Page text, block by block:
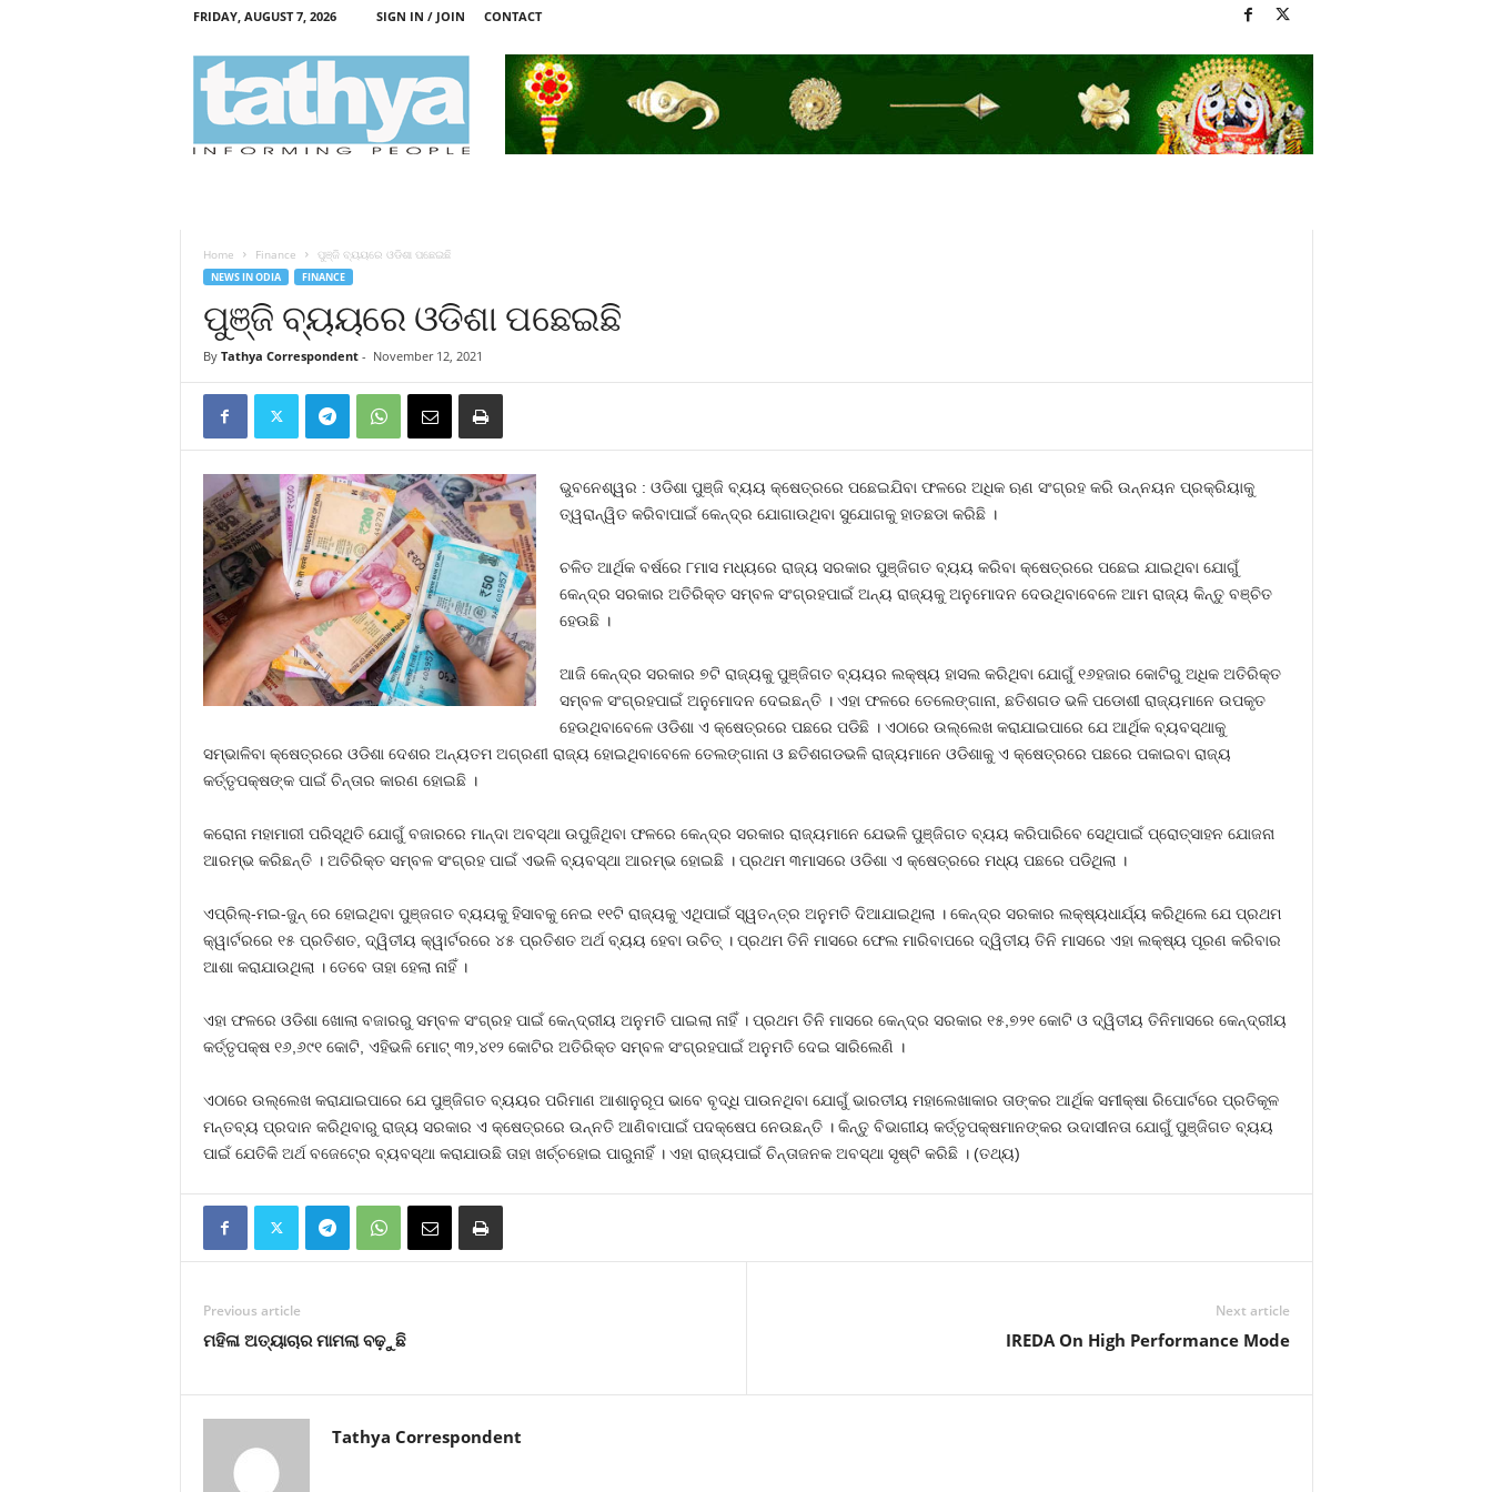
FRIDAY, AUGUST 7, 2026 SIGN IN / JOIN CONTACT
Home Finance ପୁଞ୍ଜି ବ୍ୟୟରେ ଓଡିଶା ପଛେଇଛି
NEWS IN ODIA FINANCE
ପୁଞ୍ଜି ବ୍ୟୟରେ ଓଡିଶା ପଛେଇଛି
By Tathya Correspondent- November 12, 2021
ଭୁବନେଶ୍ୱର : ଓଡିଶା ପୁଞ୍ଜି ବ୍ୟୟ କ୍ଷେତ୍ରରେ ପଛେଇଯିବା ଫଳରେ ଅଧିକ ଋଣ ସଂଗ୍ରହ କରି ଉନ୍ନୟନ ପ୍ରକ୍ରିୟାକୁ
ତ୍ୱରାନ୍ୱିତ କରିବାପାଇଁ କେନ୍ଦ୍ର ଯୋଗାଉଥିବା ସୁଯୋଗକୁ ହାତଛଡା କରିଛି ।
ଚଳିତ ଆର୍ଥିକ ବର୍ଷରେ ୮ମାସ ମଧ୍ୟରେ ରାଜ୍ୟ ସରକାର ପୁଞ୍ଜିଗତ ବ୍ୟୟ କରିବା କ୍ଷେତ୍ରରେ ପଛେଇ ଯାଇଥିବା ଯୋଗୁଁ
କେନ୍ଦ୍ର ସରକାର ଅତିରିକ୍ତ ସମ୍ବଳ ସଂଗ୍ରହପାଇଁ ଅନ୍ୟ ରାଜ୍ୟକୁ ଅନୁମୋଦନ ଦେଉଥିବାବେଳେ ଆମ ରାଜ୍ୟ କିନ୍ତୁ ବଞ୍ଚିତ
ହେଉଛି ।
ଆଜି କେନ୍ଦ୍ର ସରକାର ୭ଟି ରାଜ୍ୟକୁ ପୁଞ୍ଜିଗତ ବ୍ୟୟର ଲକ୍ଷ୍ୟ ହାସଲ କରିଥିବା ଯୋଗୁଁ ୧୬ହଜାର କୋଟିରୁ ଅଧିକ ଅତିରିକ୍ତ
ସମ୍ବଳ ସଂଗ୍ରହପାଇଁ ଅନୁମୋଦନ ଦେଇଛନ୍ତି । ଏହା ଫଳରେ ତେଲେଙ୍ଗାନା, ଛତିଶଗଡ ଭଳି ପଡୋଶୀ ରାଜ୍ୟମାନେ ଉପକୃତ
ହେଉଥିବାବେଳେ ଓଡିଶା ଏ କ୍ଷେତ୍ରରେ ପଛରେ ପଡିଛି । ଏଠାରେ ଉଲ୍ଲେଖ କରାଯାଇପାରେ ଯେ ଆର୍ଥିକ ବ୍ୟବସ୍ଥାକୁ
ସମ୍ଭାଳିବା କ୍ଷେତ୍ରରେ ଓଡିଶା ଦେଶର ଅନ୍ୟତମ ଅଗ୍ରଣୀ ରାଜ୍ୟ ହୋଇଥିବାବେଳେ ତେଲଙ୍ଗାନା ଓ ଛତିଶଗଡଭଳି ରାଜ୍ୟମାନେ ଓଡିଶାକୁ ଏ କ୍ଷେତ୍ରରେ ପଛରେ ପକାଇବା ରାଜ୍ୟ
କର୍ତ୍ତୃପକ୍ଷଙ୍କ ପାଇଁ ଚିନ୍ତାର କାରଣ ହୋଇଛି ।
କରୋନା ମହାମାରୀ ପରିସ୍ଥିତି ଯୋଗୁଁ ବଜାରରେ ମାନ୍ଦା ଅବସ୍ଥା ଉପୁଜିଥିବା ଫଳରେ କେନ୍ଦ୍ର ସରକାର ରାଜ୍ୟମାନେ ଯେଭଳି ପୁଞ୍ଜିଗତ ବ୍ୟୟ କରିପାରିବେ ସେଥିପାଇଁ ପ୍ରୋତ୍ସାହନ ଯୋଜନା
ଆରମ୍ଭ କରିଛନ୍ତି । ଅତିରିକ୍ତ ସମ୍ବଳ ସଂଗ୍ରହ ପାଇଁ ଏଭଳି ବ୍ୟବସ୍ଥା ଆରମ୍ଭ ହୋଇଛି । ପ୍ରଥମ ୩ମାସରେ ଓଡିଶା ଏ କ୍ଷେତ୍ରରେ ମଧ୍ୟ ପଛରେ ପଡିଥିଲା ।
ଏପ୍ରିଲ୍‍-ମଇ-ଜୁନ୍‍ ରେ ହୋଇଥିବା ପୁଞ୍ଜଗତ ବ୍ୟୟକୁ ହିସାବକୁ ନେଇ ୧୧ଟି ରାଜ୍ୟକୁ ଏଥିପାଇଁ ସ୍ୱତନ୍ତ୍ର ଅନୁମତି ଦିଆଯାଇଥିଲା । କେନ୍ଦ୍ର ସରକାର ଲକ୍ଷ୍ୟଧାର୍ଯ୍ୟ କରିଥିଲେ ଯେ ପ୍ରଥମ
କ୍ୱାର୍ଟରରେ ୧୫ ପ୍ରତିଶତ, ଦ୍ୱିତୀୟ କ୍ୱାର୍ଟରରେ ୪୫ ପ୍ରତିଶତ ଅର୍ଥ ବ୍ୟୟ ହେବା ଉଚିତ୍‍ । ପ୍ରଥମ ତିନି ମାସରେ ଫେଲ ମାରିବାପରେ ଦ୍ୱିତୀୟ ତିନି ମାସରେ ଏହା ଲକ୍ଷ୍ୟ ପୂରଣ କରିବାର
ଆଶା କରାଯାଉଥିଲା । ତେବେ ତାହା ହେଲା ନାହିଁ ।
ଏହା ଫଳରେ ଓଡିଶା ଖୋଲା ବଜାରରୁ ସମ୍ବଳ ସଂଗ୍ରହ ପାଇଁ କେନ୍ଦ୍ରୀୟ ଅନୁମତି ପାଇଲା ନାହିଁ । ପ୍ରଥମ ତିନି ମାସରେ କେନ୍ଦ୍ର ସରକାର ୧୫,୭୨୧ କୋଟି ଓ ଦ୍ୱିତୀୟ ତିନିମାସରେ କେନ୍ଦ୍ରୀୟ
କର୍ତ୍ତୃପକ୍ଷ ୧୬,୬୯୧ କୋଟି, ଏହିଭଳି ମୋଟ୍‍ ୩୨,୪୧୨ କୋଟିର ଅତିରିକ୍ତ ସମ୍ବଳ ସଂଗ୍ରହପାଇଁ ଅନୁମତି ଦେଇ ସାରିଲେଣି ।
ଏଠାରେ ଉଲ୍ଲେଖ କରାଯାଇପାରେ ଯେ ପୁଞ୍ଜିଗତ ବ୍ୟୟର ପରିମାଣ ଆଶାନୁରୂପ ଭାବେ ବୃଦ୍ଧି ପାଉନଥିବା ଯୋଗୁଁ ଭାରତୀୟ ମହାଲେଖାକାର ତାଙ୍କର ଆର୍ଥିକ ସମୀକ୍ଷା ରିପୋର୍ଟରେ ପ୍ରତିକୂଳ
ମନ୍ତବ୍ୟ ପ୍ରଦାନ କରିଥିବାରୁ ରାଜ୍ୟ ସରକାର ଏ କ୍ଷେତ୍ରରେ ଉନ୍ନତି ଆଣିବାପାଇଁ ପଦକ୍ଷେପ ନେଉଛନ୍ତି । କିନ୍ତୁ ବିଭାଗୀୟ କର୍ତ୍ତୃପକ୍ଷମାନଙ୍କର ଉଦାସୀନତା ଯୋଗୁଁ ପୁଞ୍ଜିଗତ ବ୍ୟୟ
ପାଇଁ ଯେତିକି ଅର୍ଥ ବଜେଟ୍‍ରେ ବ୍ୟବସ୍ଥା କରାଯାଉଛି ତାହା ଖର୍ଚ୍ଚହୋଇ ପାରୁନାହିଁ । ଏହା ରାଜ୍ୟପାଇଁ ଚିନ୍ତାଜନକ ଅବସ୍ଥା ସୃଷ୍ଟି କରିଛି । (ତଥ୍ୟ)
Previous article
ମହିଳା ଅତ୍ୟାଚାର ମାମଲା ବଢ଼ୁଛି
Next article
IREDA On High Performance Mode
Tathya Correspondent